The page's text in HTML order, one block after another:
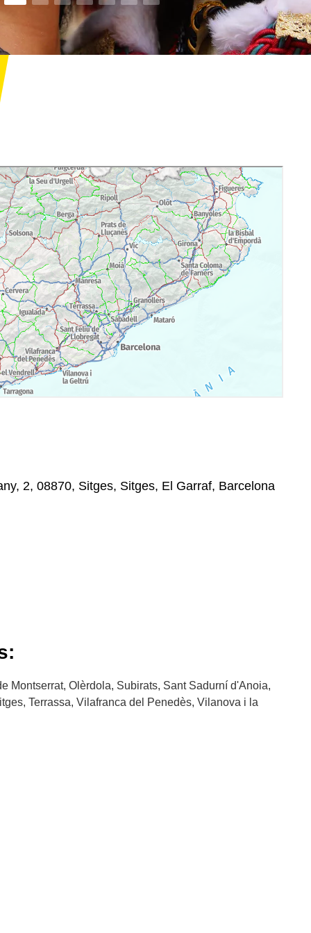
2, 08870, Sitges, Sitges, El Garraf, Barcelona
Montserrat, Olèrdola, Subirats, Sant Sadurní d'Anoia,
Terrassa, Vilafranca del Penedès, Vilanova i la